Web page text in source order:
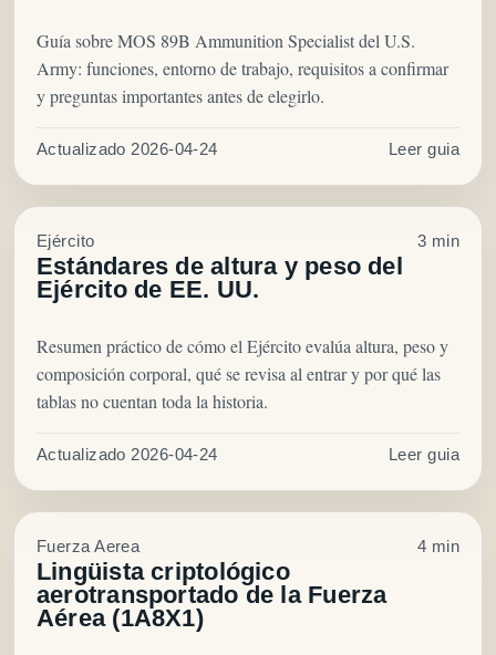
Guía sobre MOS 89B Ammunition Specialist del U.S.
Army: funciones, entorno de trabajo, requisitos a confirmar
y preguntas importantes antes de elegirlo.
Actualizado 2026-04-24 Leer guia
Ejército 3 min
Estándares de altura y peso del
Ejército de EE. UU.
Resumen práctico de cómo el Ejército evalúa altura, peso y
composición corporal, qué se revisa al entrar y por qué las
tablas no cuentan toda la historia.
Actualizado 2026-04-24 Leer guia
Fuerza Aerea 4 min
Lingüista criptológico
aerotransportado de la Fuerza
Aérea (1A8X1)